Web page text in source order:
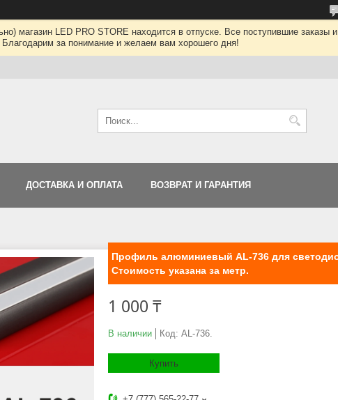
магазин LED PRO STORE находится в отпуске. Все поступившие заказы
Благодарим за понимание и желаем вам хорошего дня!
ДОСТАВКА И ОПЛАТА ВОЗВРАТ И ГАРАНТИЯ
Профиль алюминиевый AL-736 для
Стоимость указана за метр.
1 000 ₸
В наличии Код: AL-736.
Купить